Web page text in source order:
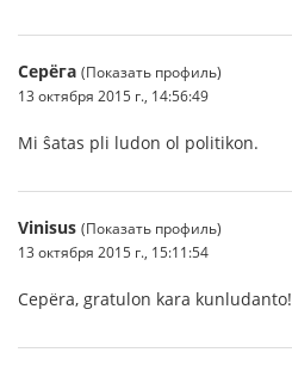
Серёга (Показать профиль)
13 октября 2015 г., 14:56:49
Mi ŝatas pli ludon ol politikon.
Vinisus (Показать профиль)
13 октября 2015 г., 15:11:54
Cepëra, gratulon kara kunludanto!